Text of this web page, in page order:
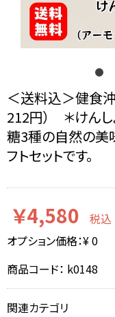
＜送料込＞健食
212円） ＊けんし
糖3種の自然の美
フトセットです。
￥4,580
税込
オプション価格：¥0
商品コード： k0148
関連カテゴリ